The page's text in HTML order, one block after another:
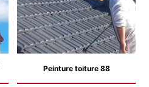
Peinture toiture 88